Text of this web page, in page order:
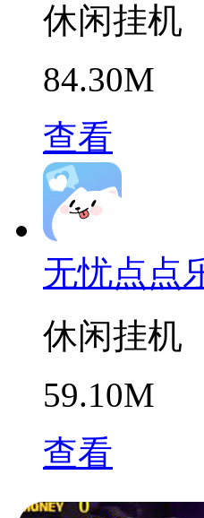
休闲挂机
84.30M
查看
无忧点点
休闲挂机
59.10M
查看